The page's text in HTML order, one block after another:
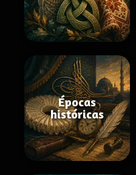
Épocas
históricas